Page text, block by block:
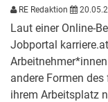
RE Redaktion
Laut einer Online-
Jobportal
andere Formen
ihrem Arbeitsplatz